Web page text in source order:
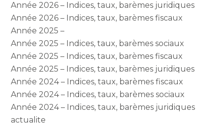
Année 2026 – Indices, taux, barèmes juridiques
Année 2026 – Indices, taux, barèmes fiscaux
Année 2025 –
Année 2025 – Indices, taux, barèmes sociaux
Année 2025 – Indices, taux, barèmes fiscaux
Année 2025 – Indices, taux, barèmes juridiques
Année 2024 – Indices, taux, barèmes fiscaux
Année 2024 – Indices, taux, barèmes sociaux
Année 2024 – Indices, taux, barèmes juridiques
actualite